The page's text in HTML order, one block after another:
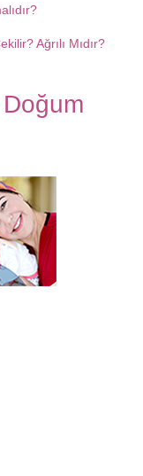
Ağrılı Mıdır?
Doğum